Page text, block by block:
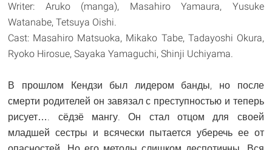
Writer: Aruko (manga), Masahiro Yamaura, Yusuke
Watanabe, Tetsuya Oishi.
Cast: Masahiro Matsuoka, Mikako Tabe, Tadayoshi Okura,
Ryoko Hirosue, Sayaka Yamaguchi, Shinji Uchiyama.
В прошлом Кендзи был лидером банды, но после
смерти родителей он завязал с преступностью и теперь
рисует…. сёдзё мангу. Он стал отцом для своей
младшей сестры и всячески пытается уберечь ее от